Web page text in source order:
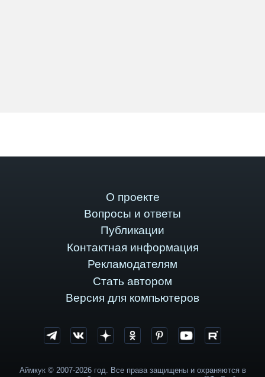
О проекте
Вопросы и ответы
Публикации
Контактная информация
Рекламодателям
Стать автором
Версия для компьютеров
Аймкук © 2007-2026 год. Все права защищены и охраняются в